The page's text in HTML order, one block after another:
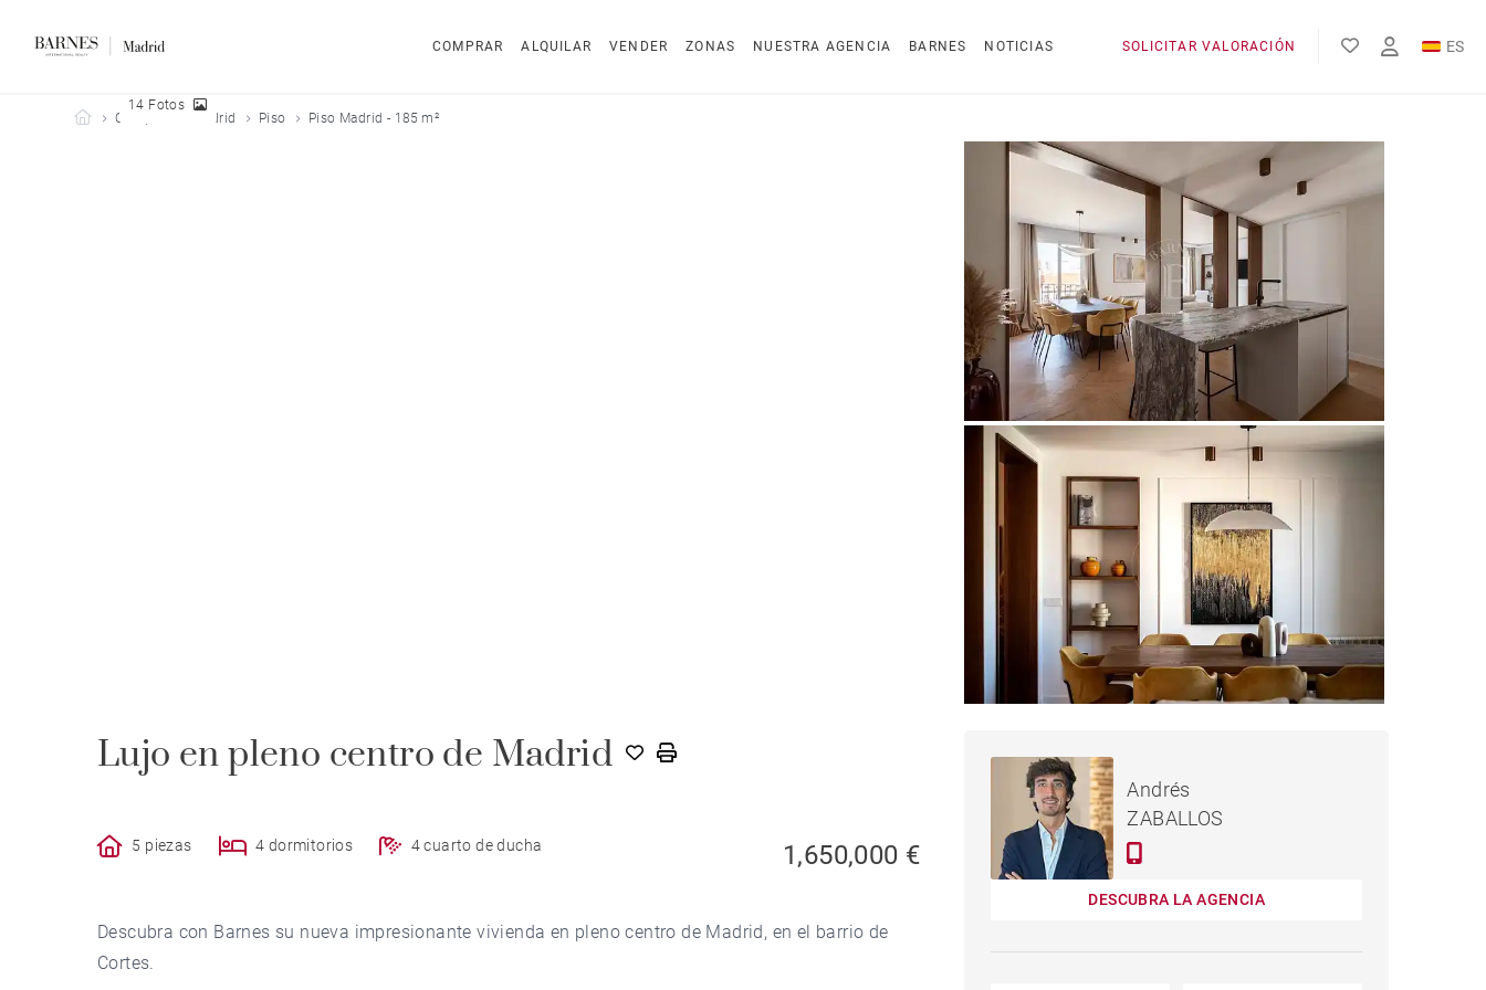
COMPRAR ALQUILAR VENDER ZONAS NUESTRA AGENCIA BARNES NOTICIAS SOLICITAR VALORACIÓN ES
EN
Barnes Madrid
Comprar Madrid Piso Piso Madrid - 185 m²
14 Fotos
Lujo en pleno centro de Madrid
5 piezas 4 dormitorios 4 cuarto de ducha 1,650,000 €
Descubra con Barnes su nueva impresionante vivienda en pleno centro de Madrid, en el barrio de
Cortes.
PISO MADRID - 185 M²
Andrés
ZABALLOS
DESCUBRA LA AGENCIA